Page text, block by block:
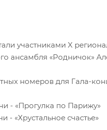
участниками X
ансамбля «Родничок»
номеров для Гала-
- «Прогулка по Парижу»
- «Хрустальное счастье»